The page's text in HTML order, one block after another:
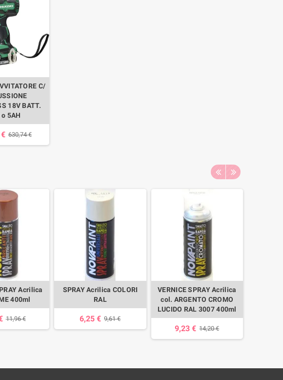
C/
18V BATT.
5AH
630,74 €
Acrilica
400ml
11,96 €
SPRAY Acrilica COLORI
RAL
6,25 € 9,61 €
VERNICE SPRAY Acrilica
col. ARGENTO CROMO
LUCIDO RAL 3007 400ml
9,23 € 14,20 €